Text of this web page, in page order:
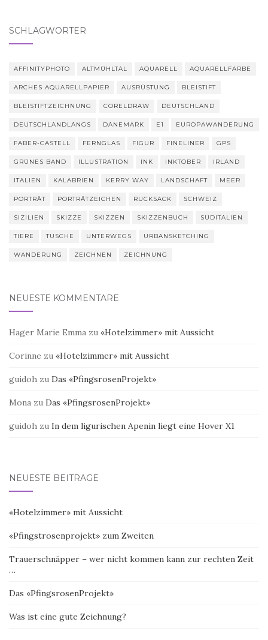
SCHLAGWÖRTER
AFFINITYPHOTO ALTMÜHLTAL AQUARELL AQUARELLFARBE
ARCHES AQUARELLPAPIER AUSRÜSTUNG BLEISTIFT
BLEISTIFTZEICHNUNG CORELDRAW DEUTSCHLAND
DEUTSCHLANDLÄNGS DÄNEMARK E1 EUROPAWANDERUNG
FABER-CASTELL FERNGLAS FIGUR FINELINER GPS
GRÜNES BAND ILLUSTRATION INK INKTOBER IRLAND
ITALIEN KALABRIEN KERRY WAY LANDSCHAFT MEER
PORTRÄT PORTRÄTZEICHEN RUCKSACK SCHWEIZ
SIZILIEN SKIZZE SKIZZEN SKIZZENBUCH SÜDITALIEN
TIERE TUSCHE UNTERWEGS URBANSKETCHING
WANDERUNG ZEICHNEN ZEICHNUNG
NEUESTE KOMMENTARE
Hager Marie Emma zu «Hotelzimmer» mit Aussicht
Corinne zu «Hotelzimmer» mit Aussicht
guidoh zu Das «PfingsrosenProjekt»
Mona zu Das «PfingsrosenProjekt»
guidoh zu In dem ligurischen Apenin liegt eine Hover X1
NEUESTE BEITRÄGE
«Hotelzimmer» mit Aussicht
«Pfingstrosenprojekt» zum Zweiten
Trauerschnäpper – wer nicht kommen kann zur rechten Zeit
…
Das «PfingsrosenProjekt»
Was ist eine gute Zeichnung?